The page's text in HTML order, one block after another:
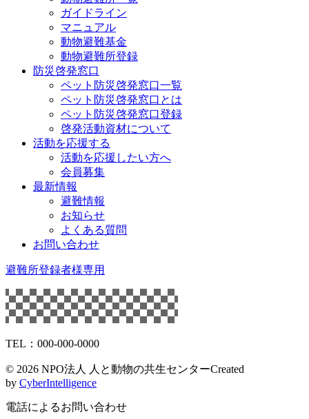
ガイドライン
マニュアル
動物避難基金
動物避難所登録
防災啓発窓口
ペット防災啓発窓口一覧
ペット防災啓発窓口とは
ペット防災啓発窓口登録
啓発活動資材について
活動を応援する
活動を応援したい方へ
会員募集
最新情報
避難情報
お知らせ
よくある質問
お問い合わせ
避難所登録者様専用
TEL：000-000-0000
© 2026 NPO法人 人と動物の共生センターCreated
by CyberIntelligence
電話によるお問い合わせ